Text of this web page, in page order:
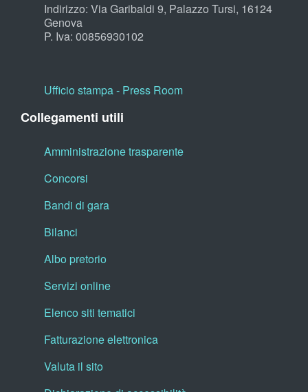
Indirizzo: Via Garibaldi 9, Palazzo Tursi, 16124
Genova
P. Iva: 00856930102
Ufficio stampa - Press Room
Collegamenti utili
Amministrazione trasparente
Concorsi
Bandi di gara
Bilanci
Albo pretorio
Servizi online
Elenco siti tematici
Fatturazione elettronica
Valuta il sito